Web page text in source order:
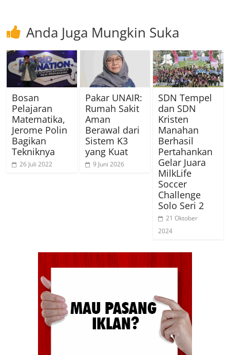
Anda Juga Mungkin Suka
Bosan
Pelajaran
Matematika,
Jerome Polin
Bagikan
Tekniknya
26 Juli 2022
Pakar UNAIR:
Rumah Sakit
Aman
Berawal dari
Sistem K3
yang Kuat
9 Juni 2026
SDN Tempel
dan SDN
Kristen
Manahan
Berhasil
Pertahankan
Gelar Juara
MilkLife
Soccer
Challenge
Solo Seri 2
21 Oktober
2024